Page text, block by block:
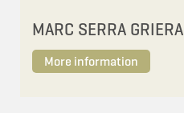
MARC SERRA GRIERA
More information